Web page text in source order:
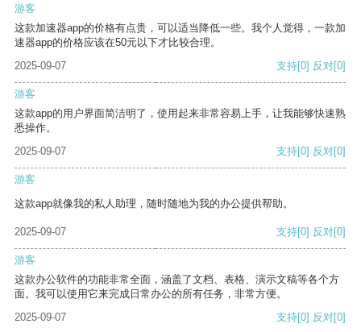
游客
这款加速器app的价格有点贵，可以适当降低一些。我个人觉得，一款加
速器app的价格应该在50元以下才比较合理。
2025-09-07
支持[0] 反对[0]
游客
这款app的用户界面简洁明了，使用起来非常容易上手，让我能够快速熟
悉操作。
2025-09-07
支持[0] 反对[0]
游客
这款app就像我的私人助理，随时随地为我的办公提供帮助。
2025-09-07 支持[0] 反对[0]
游客
这款办公软件的功能非常全面，涵盖了文档、表格、演示文稿等各个方
面。我可以使用它来完成日常办公的所有任务，非常方便。
2025-09-07
支持[0] 反对[0]